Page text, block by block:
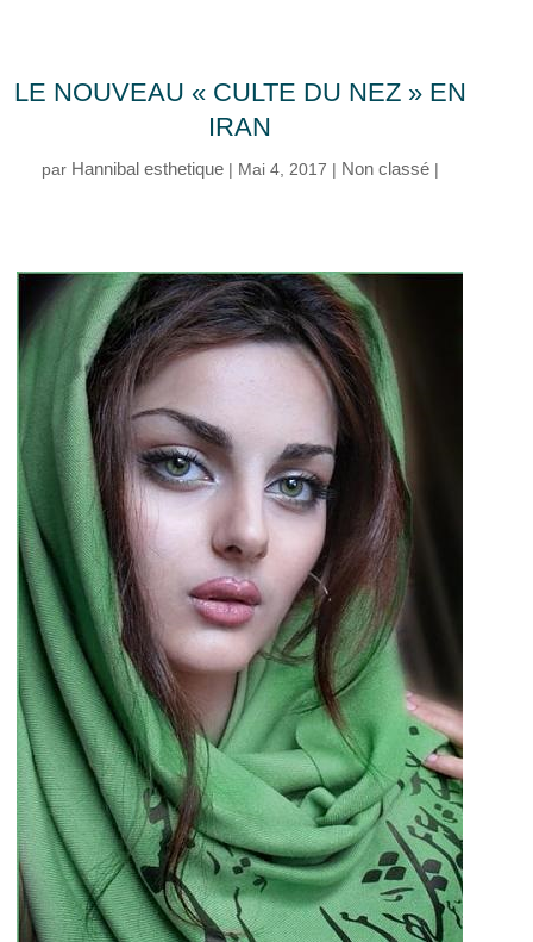
LE NOUVEAU « CULTE DU NEZ » EN
IRAN
par Hannibal esthetique| Mai 4, 2017 | Non classé|